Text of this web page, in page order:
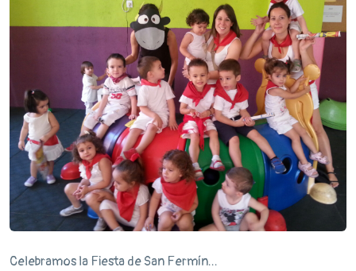
Celebramos la Fiesta de San Fermín...